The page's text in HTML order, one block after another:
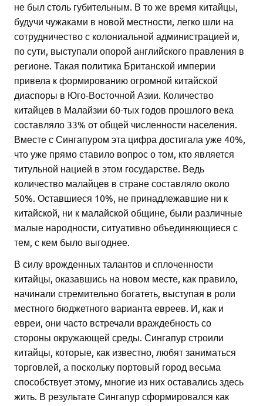
не был столь губительным. В то же время китайцы,
будучи чужаками в новой местности, легко шли на
сотрудничество с колониальной администрацией и,
по сути, выступали опорой английского правления в
регионе. Такая политика Британской империи
привела к формированию огромной китайской
диаспоры в Юго-Восточной Азии. Количество
китайцев в Малайзии 60-тых годов прошлого века
составляло 33% от общей численности населения.
Вместе с Сингапуром эта цифра достигала уже 40%,
что уже прямо ставило вопрос о том, кто является
титульной нацией в этом государстве. Ведь
количество малайцев в стране составляло около
50%. Оставшиеся 10%, не принадлежавшие ни к
китайской, ни к малайской общине, были различные
малые народности, ситуативно объединяющиеся с
тем, с кем было выгоднее.
В силу врожденных талантов и сплоченности
китайцы, оказавшись на новом месте, как правило,
начинали стремительно богатеть, выступая в роли
местного бюджетного варианта евреев. И, как и
евреи, они часто встречали враждебность со
стороны окружающей среды. Сингапур строили
китайцы, которые, как известно, любят заниматься
торговлей, а поскольку портовый город весьма
способствует этому, многие из них оставались здесь
жить. В результате Сингапур сформировался как